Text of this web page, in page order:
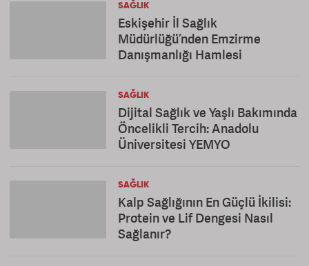
SAĞLIK
Eskişehir İl Sağlık
Müdürlüğü’nden Emzirme
Danışmanlığı Hamlesi
SAĞLIK
Dijital Sağlık ve Yaşlı Bakımında
Öncelikli Tercih: Anadolu
Üniversitesi YEMYO
SAĞLIK
Kalp Sağlığının En Güçlü İkilisi:
Protein ve Lif Dengesi Nasıl
Sağlanır?